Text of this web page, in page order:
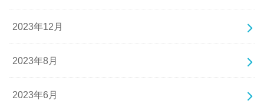
2023年12月
2023年8月
2023年6月